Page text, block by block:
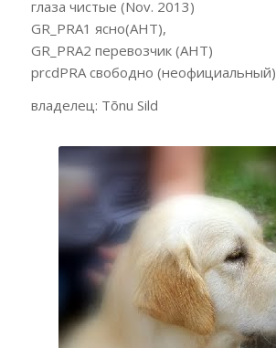
глаза чистые (Nov. 2013)
GR_PRA1 ясно(AHT),
GR_PRA2 перевозчик (AHT)
prcdPRA свободно (неофициальный)
владелец: Tõnu Sild